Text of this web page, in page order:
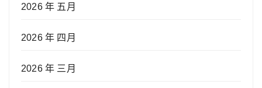
2026 年 五月
2026 年 四月
2026 年 三月